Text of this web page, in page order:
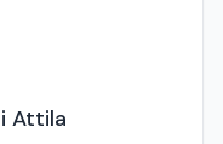
Attila